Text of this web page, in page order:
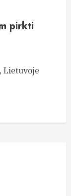
pirkti
Lietuvoje